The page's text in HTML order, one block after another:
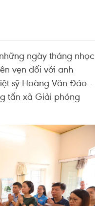
ngày tháng nhọc
vẹn đối với anh
sỹ Hoàng Văn Đáo -
tấn xã Giải phóng